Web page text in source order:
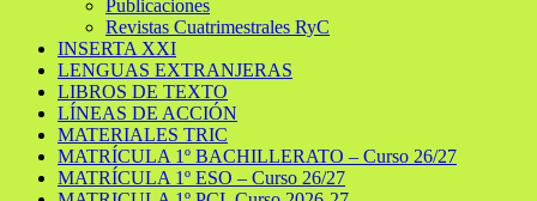
Publicaciones
Revistas Cuatrimestrales RyC
INSERTA XXI
LENGUAS EXTRANJERAS
LIBROS DE TEXTO
LÍNEAS DE ACCIÓN
MATERIALES TRIC
MATRÍCULA 1º BACHILLERATO – Curso 26/27
MATRÍCULA 1º ESO – Curso 26/27